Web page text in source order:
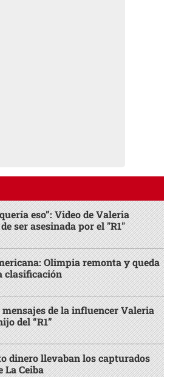
eso”: Video de Valeria
ser asesinada por el "R1"
Olimpia remonta y queda
clasificación
de la influencer Valeria
del “R1”
dinero llevaban los capturados
La Ceiba